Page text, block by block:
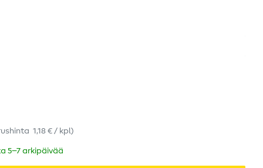
1,18 € / kpl)
5–7 arkipäivää